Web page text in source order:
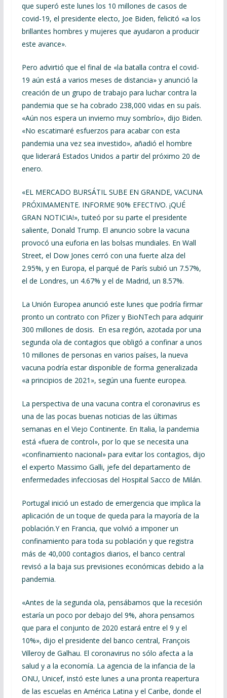
que superó este lunes los 10 millones de casos de
covid-19, el presidente electo, Joe Biden, felicitó «a los
brillantes hombres y mujeres que ayudaron a producir
este avance».
Pero advirtió que el final de «la batalla contra el covid-
19 aún está a varios meses de distancia» y anunció la
creación de un grupo de trabajo para luchar contra la
pandemia que se ha cobrado 238,000 vidas en su país.
«Aún nos espera un invierno muy sombrío», dijo Biden.
«No escatimaré esfuerzos para acabar con esta
pandemia una vez sea investido», añadió el hombre
que liderará Estados Unidos a partir del próximo 20 de
enero.
«EL MERCADO BURSÁTIL SUBE EN GRANDE, VACUNA
PRÓXIMAMENTE. INFORME 90% EFECTIVO. ¡QUÉ
GRAN NOTICIA!», tuiteó por su parte el presidente
saliente, Donald Trump. El anuncio sobre la vacuna
provocó una euforia en las bolsas mundiales. En Wall
Street, el Dow Jones cerró con una fuerte alza del
2.95%, y en Europa, el parqué de París subió un 7.57%,
el de Londres, un 4.67% y el de Madrid, un 8.57%.
La Unión Europea anunció este lunes que podría firmar
pronto un contrato con Pfizer y BioNTech para adquirir
300 millones de dosis. En esa región, azotada por una
segunda ola de contagios que obligó a confinar a unos
10 millones de personas en varios países, la nueva
vacuna podría estar disponible de forma generalizada
«a principios de 2021», según una fuente europea.
La perspectiva de una vacuna contra el coronavirus es
una de las pocas buenas noticias de las últimas
semanas en el Viejo Continente. En Italia, la pandemia
está «fuera de control», por lo que se necesita una
«confinamiento nacional» para evitar los contagios, dijo
el experto Massimo Galli, jefe del departamento de
enfermedades infecciosas del Hospital Sacco de Milán.
Portugal inició un estado de emergencia que implica la
aplicación de un toque de queda para la mayoría de la
población.Y en Francia, que volvió a imponer un
confinamiento para toda su población y que registra
más de 40,000 contagios diarios, el banco central
revisó a la baja sus previsiones económicas debido a la
pandemia.
«Antes de la segunda ola, pensábamos que la recesión
estaría un poco por debajo del 9%, ahora pensamos
que para el conjunto de 2020 estará entre el 9 y el
10%», dijo el presidente del banco central, François
Villeroy de Galhau. El coronavirus no sólo afecta a la
salud y a la economía. La agencia de la infancia de la
ONU, Unicef, instó este lunes a una pronta reapertura
de las escuelas en América Latina y el Caribe, donde el